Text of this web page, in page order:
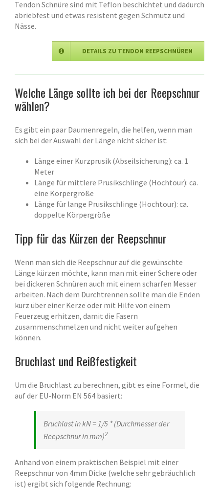
Tendon Schnüre sind mit Teflon beschichtet und dadurch
abriebfest und etwas resistent gegen Schmutz und
Nässe.
DETAILS ZU TENDON REEPSCHNÜREN
Welche Länge sollte ich bei der Reepschnur
wählen?
Es gibt ein paar Daumenregeln, die helfen, wenn man
sich bei der Auswahl der Länge nicht sicher ist:
Länge einer Kurzprusik (Abseilsicherung): ca. 1
Meter
Länge für mittlere Prusikschlinge (Hochtour): ca.
eine Körpergröße
Länge für lange Prusikschlinge (Hochtour): ca.
doppelte Körpergröße
Tipp für das Kürzen der Reepschnur
Wenn man sich die Reepschnur auf die gewünschte
Länge kürzen möchte, kann man mit einer Schere oder
bei dickeren Schnüren auch mit einem scharfen Messer
arbeiten. Nach dem Durchtrennen sollte man die Enden
kurz über einer Kerze oder mit Hilfe von einem
Feuerzeug erhitzen, damit die Fasern
zusammenschmelzen und nicht weiter aufgehen
können.
Bruchlast und Reißfestigkeit
Um die Bruchlast zu berechnen, gibt es eine Formel, die
auf der EU-Norm EN 564 basiert:
Bruchlast in kN = 1/5 * (Durchmesser der
Reepschnur in mm)2
Anhand von einem praktischen Beispiel mit einer
Reepschnur von 4mm Dicke (welche sehr gebräuchlich
ist) ergibt sich folgende Rechnung: